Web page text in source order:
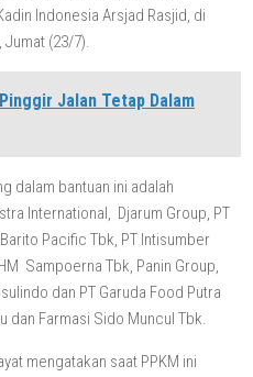
Indonesia Arsjad Rasjid, di
Jumat (23/7).
Jalan Tetap Dalam
dalam bantuan ini adalah
International, Djarum Group, PT
Pacific Tbk, PT Intisumber
Sampoerna Tbk, Panin Group,
dan PT Garuda Food Putra
dan Farmasi Sido Muncul Tbk.
mengatakan saat PPKM ini